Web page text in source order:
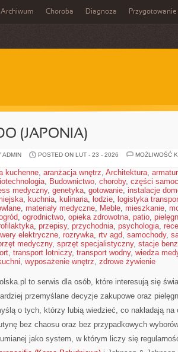
Archiwum Choroba Diagnoza Przygotowanie
(JAPONIA)
ADMIN POSTED ON LUT - 23 - 2026
MOŻLIWOŚĆ
kuchenne, aranżacja wnętrz, Architektura,
, Budownictwo, choroby, części
medyczny, genetyka, gotowanie, instalacje
, kuchnia, kulinaria, łodzie, logistyka
, materiały medyczne, Meble, mieszkanie,
, ogrodnictwo, opieka zdrowotna, patio,
, przepisy, przychodnia, psychologia,
elektryczne, rozrywka, rtv agd, samochody,
medyczny, sprzęt specjalistyczny, stacje
, transport lotniczy, transport wodny, wiedza
, wyposażenie wnętrz, zdrowe żywienie
to serwis dla osób, które interesują się
przemyślane decyzje zakupowe oraz
o tych, którzy lubią wiedzieć, co nakładają na
bez chaosu oraz bez przypadkowych
jako system, w którym liczy się